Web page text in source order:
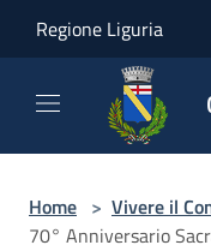
Regione Liguria
Home > Vivere il
70° Anniversario